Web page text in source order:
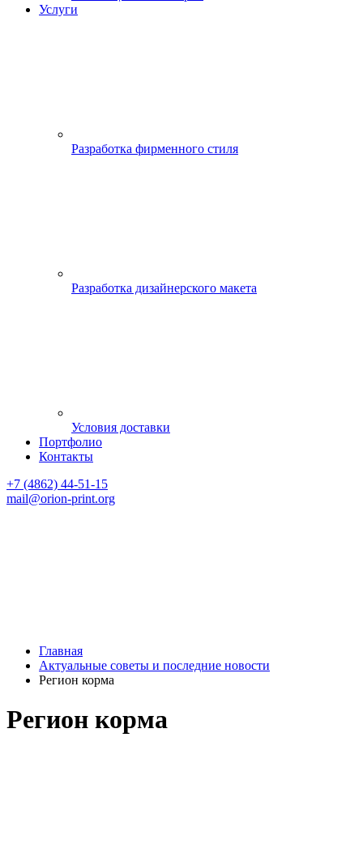
Услуги
Разработка фирменного стиля
Разработка дизайнерского макета
Условия доставки
Портфолио
Контакты
+7 (4862) 44-51-15
mail@orion-print.org
Главная
Актуальные советы и последние новости
Регион корма
Регион корма